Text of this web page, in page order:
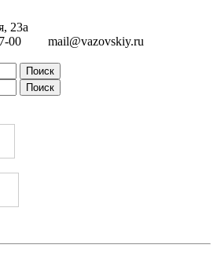
23а
00
mail@vazovskiy.ru
Поиск
Поиск